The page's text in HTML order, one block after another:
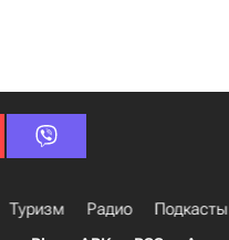
Туризм Радио Подкасты